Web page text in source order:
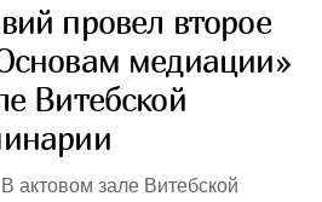
провел второе
медиации»
Витебской
В актовом зале Витебской